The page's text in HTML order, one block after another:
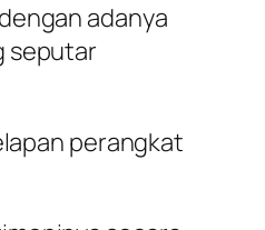
adanya
seputar
perangkat